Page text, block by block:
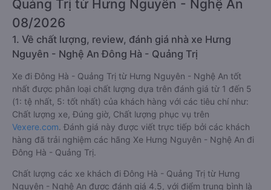
Giới thiệu tuyến đường xe đi Đông Hà -
Quảng Trị từ Hưng Nguyên - Nghệ An
1. Về chất lượng, review, đánh giá nhà xe Hưng
Nguyên - Nghệ An Đông Hà - Quảng Trị
Xe đi Đông Hà - Quảng Trị từ Hưng Nguyên - Nghệ An tốt
nhất được phân loại chất lượng dựa trên đánh giá từ 1 đến 5
(1: tệ nhất, 5: tốt nhất) của khách hàng với các tiêu chí như:
Chất lượng xe, Đúng giờ, Chất lượng phục vụ trên
Vexere.com . Đánh giá này được viết trực tiếp bởi các khách
hàng đã trải nghiệm các hãng Xe Hưng Nguyên - Nghệ An đi